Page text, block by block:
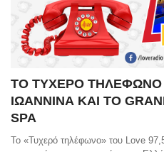
ΤΟ ΤΥΧΕΡΟ ΤΗΛΕΦΩΝΟ
ΙΩΑΝΝΙΝΑ ΚΑΙ ΤΟ
SPA
Το «Τυχερό τηλέφωνο» του Love